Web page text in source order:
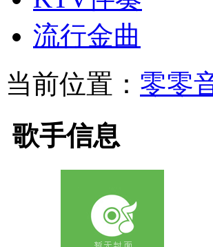
流行金曲
当前位置： 零零
歌手信息